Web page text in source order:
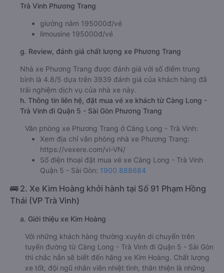
Trà Vinh Phương Trang
giường nằm 195000đ/vé
limousine 195000đ/vé
g. Review, đánh giá chất lượng xe Phương Trang
Nhà xe Phương Trang được đánh giá với số điểm trung
bình là 4.8/5 dựa trên 3939 đánh giá của khách hàng đã
trải nghiệm dịch vụ của nhà xe này.
h. Thông tin liên hệ, đặt mua vé xe khách từ Càng Long -
Trà Vinh đi Quận 5 - Sài Gòn Phương Trang
Văn phòng xe Phương Trang ở Càng Long - Trà Vinh:
Xem địa chỉ văn phòng nhà xe Phương Trang:
https://vexere.com/vi-VN/
Số điện thoại đặt mua vé xe Càng Long - Trà Vinh
Quận 5 - Sài Gòn: 1900 888684
🚌 2. Xe Kim Hoàng khởi hành tại Số 91 Phạm Hồng
Thái (VP Trà Vinh)
a. Giới thiệu xe Kim Hoàng
Với những khách hàng thường xuyên di chuyển trên
tuyến đường từ Càng Long - Trà Vinh đi Quận 5 - Sài Gòn
thì chắc hẳn sẽ biết đến hãng xe Kim Hoàng. Chất lượng
xe tốt, đội ngũ nhân viên nhiệt tình, thân thiện là những